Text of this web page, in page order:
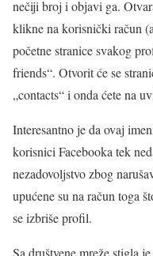
nečiji broj i objavi ga.
klikne na korisnički račun
početne stranice svakog
friends“. Otvorit će se
„contacts“ i onda ćete na
Interesantno je da ovaj
korisnici Facebooka tek
nezadovoljstvo zbog
upućene su na račun toga
se izbriše profil.
Sa društvene mreže stigla